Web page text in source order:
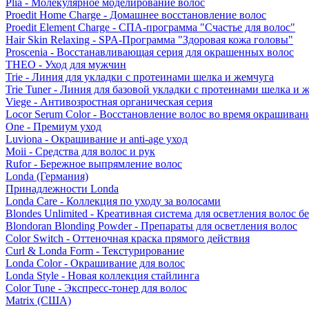
Plia - Молекулярное моделирование волос
Proedit Home Charge - Домашнее восстановление волос
Proedit Element Charge - СПА-программа "Счастье для волос"
Hair Skin Relaxing - SPA-Программа "Здоровая кожа головы"
Proscenia - Восстанавливающая серия для окрашенных волос
THEO - Уход для мужчин
Trie - Линия для укладки с протеинами шелка и жемчуга
Trie Tuner - Линия для базовой укладки с протеинами шелка и
Viege - Антивозростная органическая серия
Locor Serum Color - Восстановление волос во время
One - Премиум уход
Luviona - Окрашивание и anti-age уход
Moii - Средства для волос и рук
Rufor - Бережное выпрямление волос
Londa (Германия)
Принадлежности Londa
Londa Care - Коллекция по уходу за волосами
Blondes Unlimited - Креативная система для осветления волос
Blondoran Blonding Powder - Препараты для осветления волос
Color Switch - Оттеночная краска прямого действия
Curl & Londa Form - Текстурирование
Londa Color - Окрашивание для волос
Londa Style - Новая коллекция стайлинга
Color Tune - Экспресс-тонер для волос
Matrix (США)